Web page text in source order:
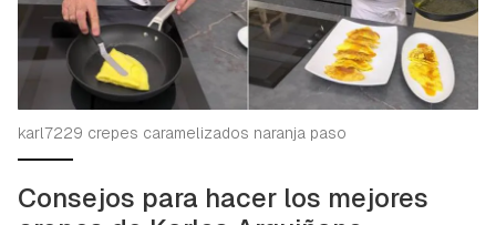
karl7229 crepes caramelizados naranja paso
Consejos para hacer los mejores